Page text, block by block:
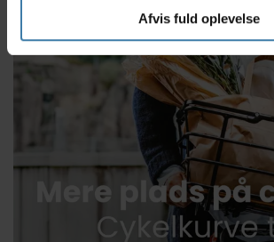
Afvis fuld oplevelse